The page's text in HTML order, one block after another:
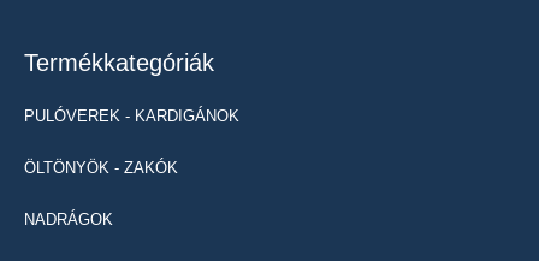
Termékkategóriák
PULÓVEREK - KARDIGÁNOK
ÖLTÖNYÖK - ZAKÓK
NADRÁGOK